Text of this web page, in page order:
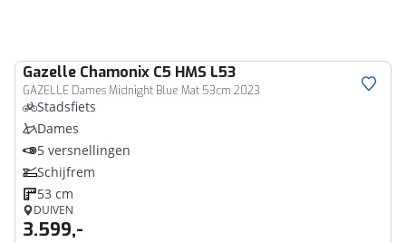
Gazelle Chamonix C5 HMS L53
GAZELLE Dames Midnight Blue Mat 53cm 2023
Stadsfiets
Dames
5 versnellingen
Schijfrem
53 cm
DUIVEN
3.599,-